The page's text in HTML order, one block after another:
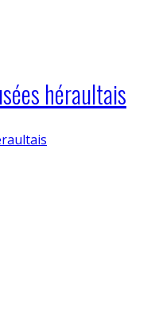
héraultais